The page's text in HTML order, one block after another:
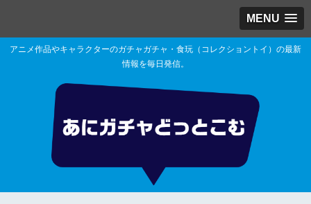
MENU
アニメ作品やキャラクターのガチャガチャ・食玩（コレクショントイ）の最新
情報を毎日発信。